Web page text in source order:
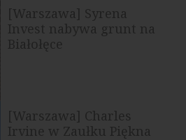
[Warszawa] Syrena
Invest nabywa grunt na
Białołęce
[Warszawa] Charles
Irvine w Zaułku Piękna